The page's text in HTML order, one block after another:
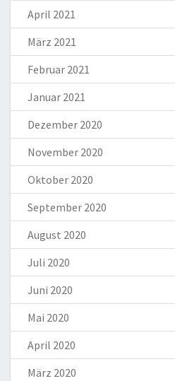
April 2021
März 2021
Februar 2021
Januar 2021
Dezember 2020
November 2020
Oktober 2020
September 2020
August 2020
Juli 2020
Juni 2020
Mai 2020
April 2020
März 2020